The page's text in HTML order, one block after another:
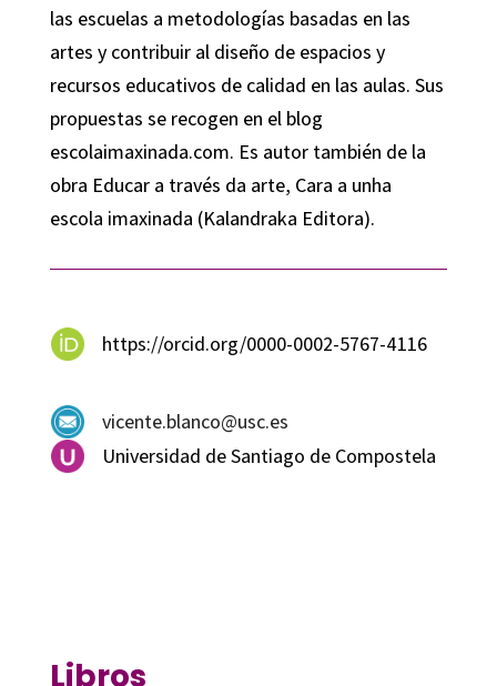
las escuelas a metodologías basadas en las
artes y contribuir al diseño de espacios y
recursos educativos de calidad en las aulas. Sus
propuestas se recogen en el blog
escolaimaxinada.com. Es autor también de la
obra Educar a través da arte, Cara a unha
escola imaxinada (Kalandraka Editora).
https://orcid.org/0000-0002-5767-4116
vicente.blanco@usc.es
Universidad de Santiago de Compostela
Libros